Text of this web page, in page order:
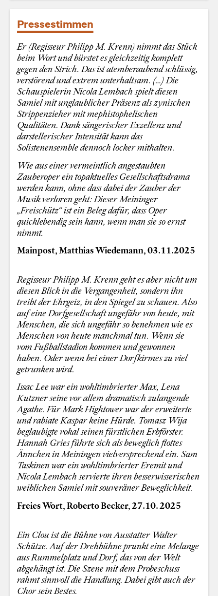
Pressestimmen
Er (Regisseur Philipp M. Krenn) nimmt das Stück
beim Wort und bürstet es gleichzeitig komplett
gegen den Strich. Das ist atemberaubend schlüssig,
verstörend und extrem unterhaltsam. (…) Die
Schauspielerin Nicola Lembach spielt diesen
Samiel mit unglaublicher Präsenz als zynischen
Strippenzieher mit mephistophelischen
Qualitäten. Dank sängerischer Exzellenz und
darstellerischer Intensität kann das
Solistenensemble dennoch locker mithalten.
Wie aus einer vermeintlich angestaubten
Zauberoper ein topaktuelles Gesellschaftsdrama
werden kann, ohne dass dabei der Zauber der
Musik verloren geht: Dieser Meininger
„Freischütz“ ist ein Beleg dafür, dass Oper
quicklebendig sein kann, wenn man sie so ernst
nimmt.
Mainpost, Matthias Wiedemann, 03.11.2025
Regisseur Philipp M. Krenn geht es aber nicht um
diesen Blick in die Vergangenheit, sondern ihn
treibt der Ehrgeiz, in den Spiegel zu schauen. Also
auf eine Dorfgesellschaft ungefähr von heute, mit
Menschen, die sich ungefähr so benehmen wie es
Menschen von heute manchmal tun. Wenn sie
vom Fußballstadion kommen und gewonnen
haben. Oder wenn bei einer Dorfkirmes zu viel
getrunken wird.
Issac Lee war ein wohltimbrierter Max, Lena
Kutzner seine vor allem dramatisch zulangende
Agathe. Für Mark Hightower war der erweiterte
und rabiate Kaspar keine Hürde. Tomasz Wija
beglaubigte vokal seinen fürstlichen Erbförster.
Hannah Gries führte sich als beweglich flottes
Ännchen in Meiningen vielversprechend ein. Sam
Taskinen war ein wohltimbrierter Eremit und
Nicola Lembach servierte ihren besserwisserischen
weiblichen Samiel mit souveräner Beweglichkeit.
Freies Wort, Roberto Becker, 27.10. 2025
Ein Clou ist die Bühne von Ausstatter Walter
Schütze. Auf der Drehbühne prunkt eine Melange
aus Rummelplatz und Dorf, das von der Welt
abgehängt ist. Die Szene mit dem Probeschuss
rahmt sinnvoll die Handlung. Dabei gibt auch der
Chor sein Bestes.